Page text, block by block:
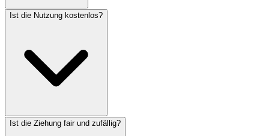
Ist die Nutzung kostenlos?
Ist die Ziehung fair und zufällig?